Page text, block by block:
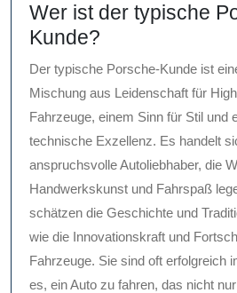
Wer ist der typische
Kunde?
Der typische Porsche-Kunde ist
Mischung aus Leidenschaft für
Fahrzeuge, einem Sinn für Stil und
technische Exzellenz. Es handelt
anspruchsvolle Autoliebhaber, die
Handwerkskunst und Fahrspaß
schätzen die Geschichte und
wie die Innovationskraft und
Fahrzeuge. Sie sind oft erfolgreich
es, ein Auto zu fahren, das nicht